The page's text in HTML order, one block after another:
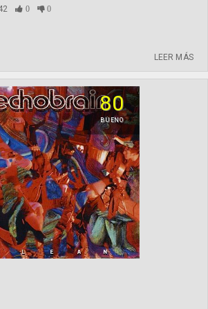
0 0
LEER MÁS
80
BUENO